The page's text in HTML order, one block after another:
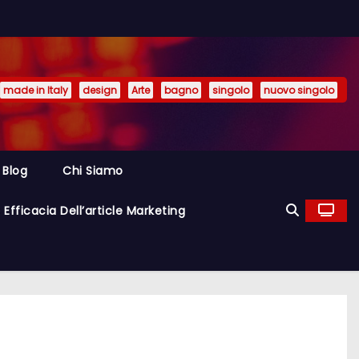
made in Italy design Arte bagno singolo nuovo singolo
Blog Chi Siamo
Efficacia Dell’article Marketing